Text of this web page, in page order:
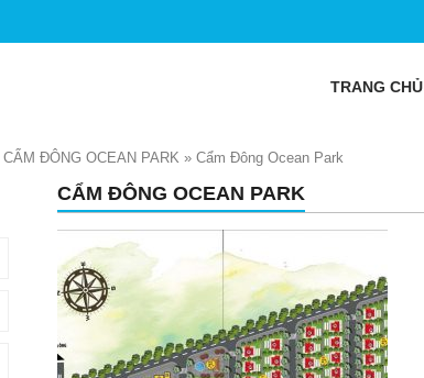
TRANG CHỦ
CẨM ĐÔNG OCEAN PARK » Cẩm Đông Ocean Park
CẨM ĐÔNG OCEAN PARK